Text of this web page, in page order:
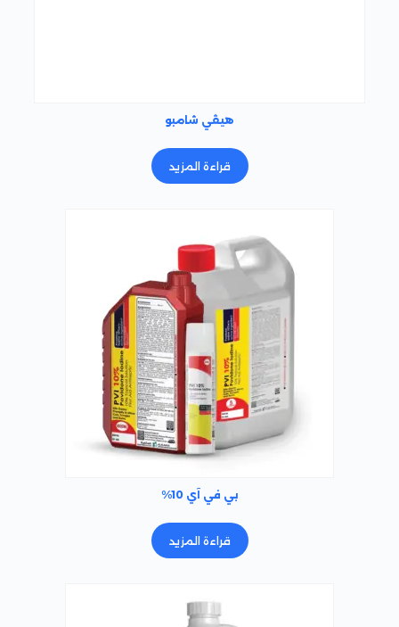
هيڤي شامبو
قراءة المزيد
بي في آي 10%
قراءة المزيد